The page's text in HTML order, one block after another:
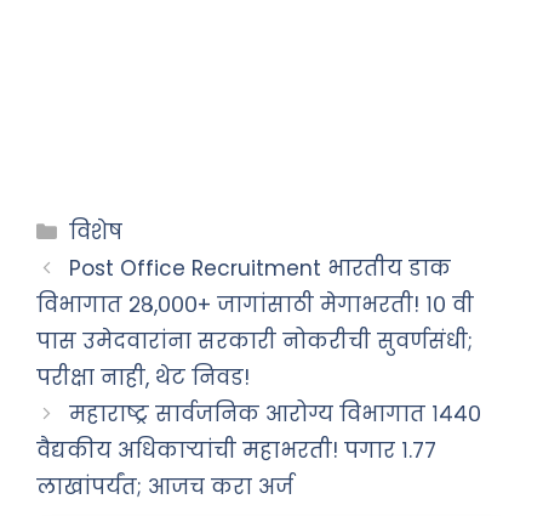
Categories
विशेष
Post Office Recruitment भारतीय डाक
विभागात २८,०००+ जागांसाठी मेगाभरती! १० वी
पास उमेदवारांना सरकारी नोकरीची सुवर्णसंधी;
परीक्षा नाही, थेट निवड!
महाराष्ट्र सार्वजनिक आरोग्य विभागात १४४०
वैद्यकीय अधिकाऱ्यांची महाभरती! पगार १.७७
लाखांपर्यंत; आजच करा अर्ज